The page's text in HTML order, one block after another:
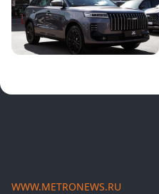
WWW.METRONEWS.RU